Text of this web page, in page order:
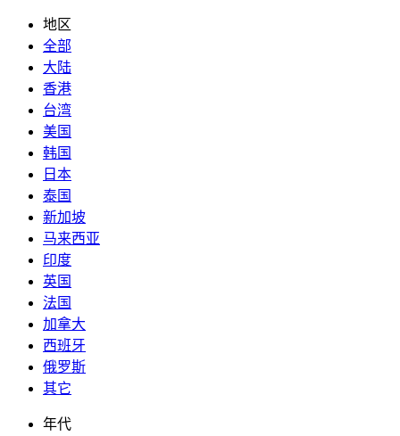
地区
全部
大陆
香港
台湾
美国
韩国
日本
泰国
新加坡
马来西亚
印度
英国
法国
加拿大
西班牙
俄罗斯
其它
年代